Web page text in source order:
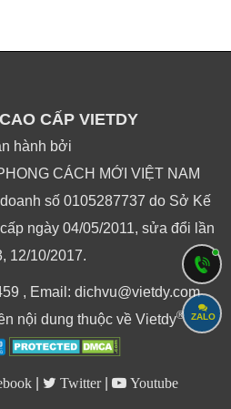
CẤP VIETDY
hành bởi
CÁCH MỚI VIỆT NAM
số 0105287737 do Sở Kế
ngày 04/05/2011, sửa đổi lần
12/10/2017.
, Email: dichvu@vietdy.com
nội dung thuộc về Vietdy®
Twitter Youtube
ZALO